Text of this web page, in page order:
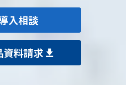
入相談
資料請求